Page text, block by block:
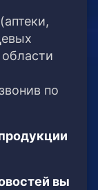
по
вы